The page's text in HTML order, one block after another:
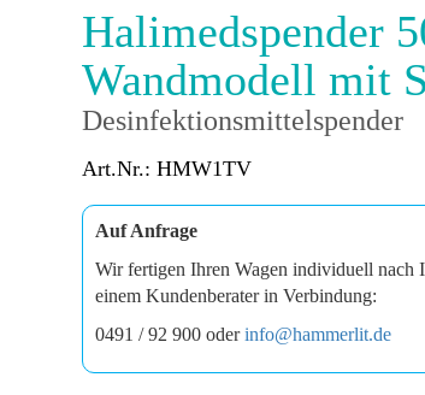
Halimedspender
Wandmodell mit
Desinfektionsmittelspender
Art.Nr.: HMW1TV
Auf Anfrage
Wir fertigen Ihren Wagen individuell nach
einem Kundenberater in Verbindung:
0491 / 92 900 oderinfo@hammerlit.de